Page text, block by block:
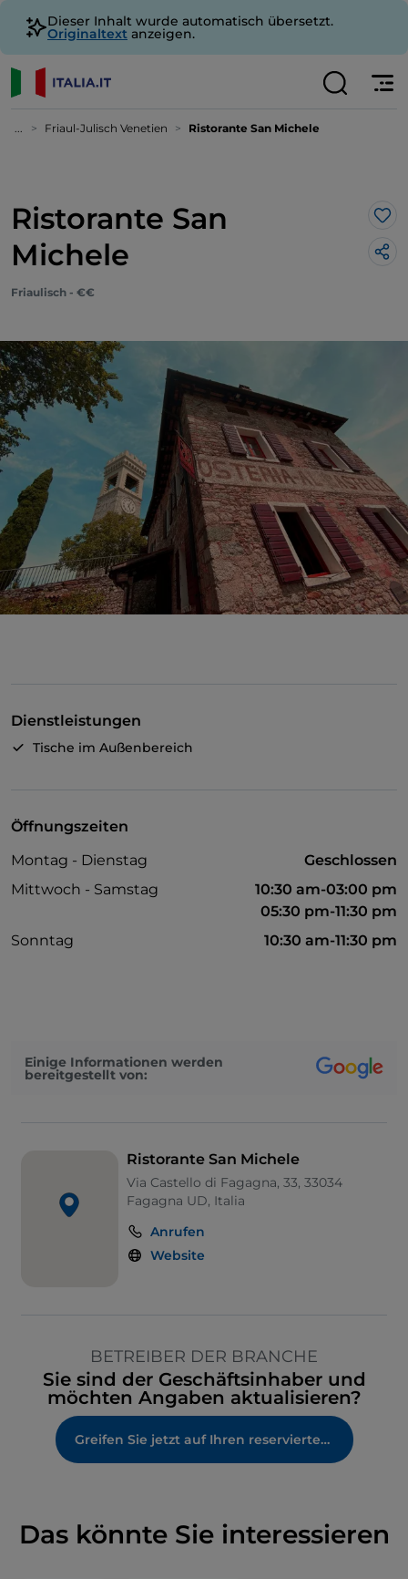
Dieser Inhalt wurde automatisch übersetzt.
Originaltext anzeigen.
... Friaul-Julisch Venetien Ristorante San Michele
Ristorante San
Michele
Friaulisch - €€
Dienstleistungen
Tische im Außenbereich
Öffnungszeiten
Montag - Dienstag
Geschlossen
Mittwoch - Samstag
10:30 am-03:00 pm
05:30 pm-11:30 pm
Sonntag
10:30 am-11:30 pm
Einige Informationen werden
bereitgestellt von:
Ristorante San Michele
Via Castello di Fagagna, 33, 33034
Fagagna UD, Italia
Anrufen
Website
BETREIBER DER BRANCHE
Sie sind der Geschäftsinhaber und
möchten Angaben aktualisieren?
Greifen Sie jetzt auf Ihren reservierten Bereich zu
Das könnte Sie interessieren